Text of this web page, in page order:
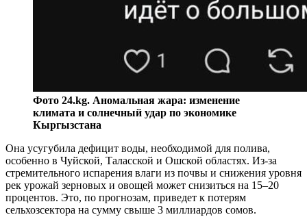
Фото 24.kg. Аномальная жара: изменение
климата и солнечный удар по экономике
Кыргызстана
Она усугубила дефицит воды, необходимой для полива,
особенно в Чуйской, Таласской и Ошской областях. Из-за
стремительного испарения влаги из почвы и снижения уровня
рек урожай зерновых и овощей может снизиться на 15–20
процентов. Это, по прогнозам, приведет к потерям
сельхозсектора на сумму свыше 3 миллиардов сомов.